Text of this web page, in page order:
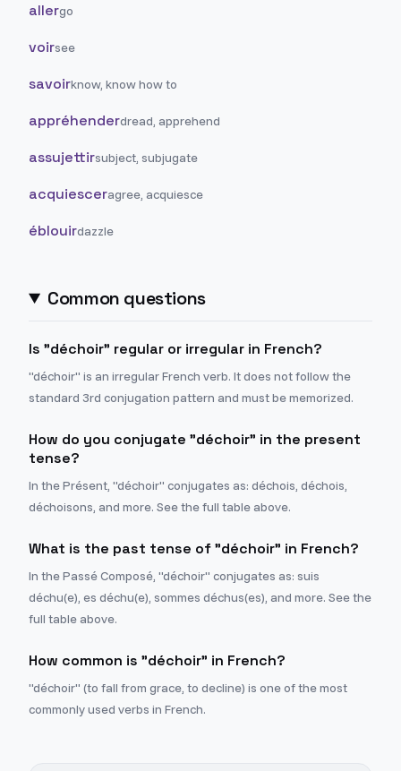
allergo
voirsee
savoirknow, know how to
appréhenderdread, apprehend
assujettirsubject, subjugate
acquiesceragree, acquiesce
éblouirdazzle
Common questions
Is "déchoir" regular or irregular in French?
"déchoir" is an irregular French verb. It does not follow the
standard 3rd conjugation pattern and must be memorized.
How do you conjugate "déchoir" in the present
tense?
In the Présent, "déchoir" conjugates as: déchois, déchois,
déchoisons, and more. See the full table above.
What is the past tense of "déchoir" in French?
In the Passé Composé, "déchoir" conjugates as: suis
déchu(e), es déchu(e), sommes déchus(es), and more. See the
full table above.
How common is "déchoir" in French?
"déchoir" (to fall from grace, to decline) is one of the most
commonly used verbs in French.